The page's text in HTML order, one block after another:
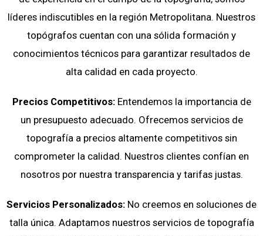
líderes indiscutibles en la región Metropolitana. Nuestros
topógrafos cuentan con una sólida formación y
conocimientos técnicos para garantizar resultados de
alta calidad en cada proyecto.
Precios Competitivos:Entendemos la importancia de
un presupuesto adecuado. Ofrecemos servicios de
topografía a precios altamente competitivos sin
comprometer la calidad. Nuestros clientes confían en
nosotros por nuestra transparencia y tarifas justas.
Servicios Personalizados: No creemos en soluciones de
talla única. Adaptamos nuestros servicios de topografía